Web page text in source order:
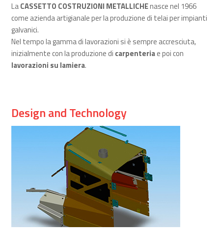
LaCASSETTO COSTRUZIONI METALLICHEnasce nel 1966
come azienda artigianale per la produzione di telai per impianti
galvanici.
Nel tempo la gamma di lavorazioni si è sempre accresciuta,
inizialmente con la produzione di carpenteriae poi con
lavorazioni su lamiera.
Design and Technology